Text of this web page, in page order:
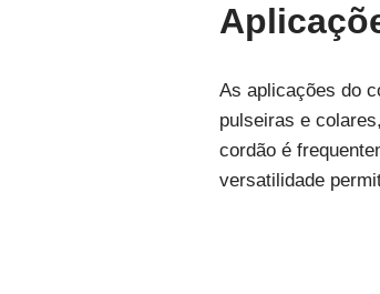
As aplicações do
pulseiras e
cordão é
versatilidade